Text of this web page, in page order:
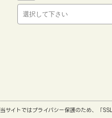
当サイトではプライバシー保護のため、「